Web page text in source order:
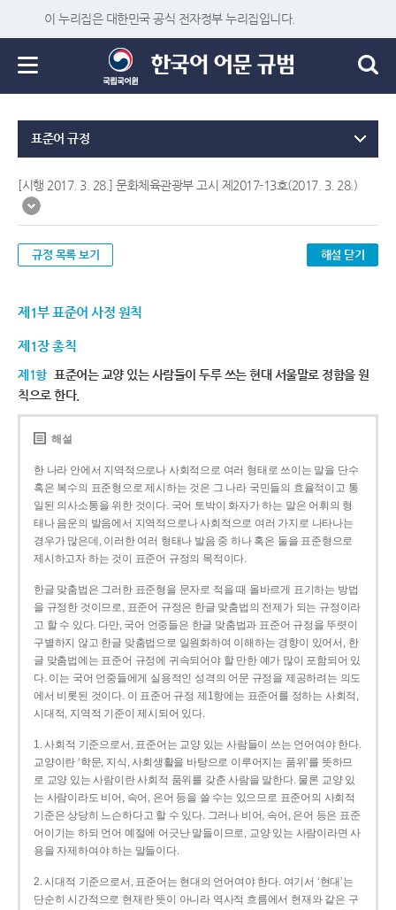
이 누리집은 대한민국 공식 전자정부 누리집입니다.
표준어 규정
[시행 2017. 3. 28.] 문화체육관광부 고시 제2017-13호(2017. 3. 28.)
규정 목록 보기 해설 닫기
제1부 표준어 사정 원칙
제1장 총칙
제1항 표준어는 교양 있는 사람들이 두루 쓰는 현대 서울말로 정함을 원
칙으로 한다.
해설
한 나라 안에서 지역적으로나 사회적으로 여러 형태로 쓰이는 말을 단수
혹은 복수의 표준형으로 제시하는 것은 그 나라 국민들의 효율적이고 통
일된 의사소통을 위한 것이다. 국어 토박이 화자가 하는 말은 어휘의 형
태나 음운의 발음에서 지역적으로나 사회적으로 여러 가지로 나타나는
경우가 많은데, 이러한 여러 형태나 발음 중 하나 혹은 둘을 표준형으로
제시하고자 하는 것이 표준어 규정의 목적이다.
한글 맞춤법은 그러한 표준형을 문자로 적을 때 올바르게 표기하는 방법
을 규정한 것이므로, 표준어 규정은 한글 맞춤법의 전제가 되는 규정이라
고 할 수 있다. 다만, 국어 언중들은 한글 맞춤법과 표준어 규정을 뚜렷이
구별하지 않고 한글 맞춤법으로 일원화하여 이해하는 경향이 있어서, 한
글 맞춤법에는 표준어 규정에 귀속되어야 할 만한 예가 많이 포함되어 있
다. 이는 국어 언중들에게 실용적인 성격의 어문 규정을 제공하려는 의도
에서 비롯된 것이다. 이 표준어 규정 제1항에는 표준어를 정하는 사회적,
시대적, 지역적 기준이 제시되어 있다.
1. 사회적 기준으로서, 표준어는 교양 있는 사람들이 쓰는 언어여야 한다.
교양이란 ‘학문, 지식, 사회생활을 바탕으로 이루어지는 품위’를 뜻하므
로 교양 있는 사람이란 사회적 품위를 갖춘 사람을 말한다. 물론 교양 있
는 사람이라도 비어, 속어, 은어 등을 쓸 수는 있으므로 표준어의 사회적
기준은 상당히 느슨하다고 할 수 있다. 그러나 비어, 속어, 은어 등은 표준
어이기는 하되 언어 예절에 어긋난 말들이므로, 교양 있는 사람이라면 사
용을 자제하여야 하는 말들이다.
2. 시대적 기준으로서, 표준어는 현대의 언어여야 한다. 여기서 ‘현대’는
단순히 시간적으로 현재란 뜻이 아니라 역사적 흐름에서 현재와 같은 구